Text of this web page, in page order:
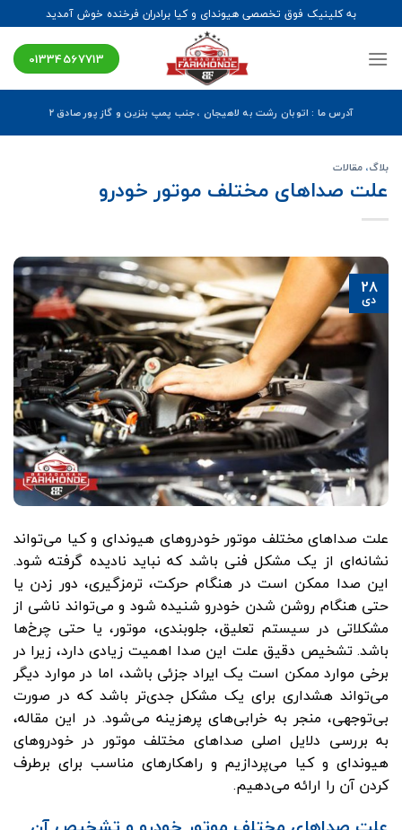
to
content
به کلینیک فوق تخصصی هیوندای و کیا برادران فرخنده خوش آمدید
01334567713
آدرس ما : اتوبان رشت به لاهیجان ، جنب پمپ بنزین و گاز پور صادق ۲
بلاگ، مقالات
علت صداهای مختلف موتور خودرو
28
دی
علت صداهای مختلف موتور خودروهای هیوندای و کیا می‌تواند
نشانه‌ای از یک مشکل فنی باشد که نباید نادیده گرفته شود.
این صدا ممکن است در هنگام حرکت، ترمزگیری، دور زدن یا
حتی هنگام روشن شدن خودرو شنیده شود و می‌تواند ناشی از
مشکلاتی در سیستم تعلیق، جلوبندی، موتور، یا حتی چرخ‌ها
باشد. تشخیص دقیق علت این صدا اهمیت زیادی دارد، زیرا در
برخی موارد ممکن است یک ایراد جزئی باشد، اما در موارد دیگر
می‌تواند هشداری برای یک مشکل جدی‌تر باشد که در صورت
بی‌توجهی، منجر به خرابی‌های پرهزینه می‌شود. در این مقاله،
به بررسی دلایل اصلی صداهای مختلف موتور در خودروهای
هیوندای و کیا می‌پردازیم و راهکارهای مناسب برای برطرف
کردن آن را ارائه می‌دهیم.